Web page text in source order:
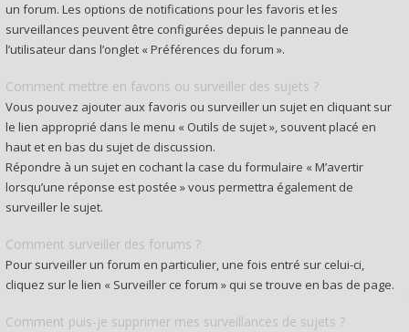
un forum. Les options de notifications pour les favoris et les
surveillances peuvent être configurées depuis le panneau de
l’utilisateur dans l’onglet « Préférences du forum ».
Comment mettre en favoris ou surveiller des sujets ?
Vous pouvez ajouter aux favoris ou surveiller un sujet en cliquant sur
le lien approprié dans le menu « Outils de sujet », souvent placé en
haut et en bas du sujet de discussion.
Répondre à un sujet en cochant la case du formulaire « M’avertir
lorsqu’une réponse est postée » vous permettra également de
surveiller le sujet.
Comment surveiller des forums ?
Pour surveiller un forum en particulier, une fois entré sur celui-ci,
cliquez sur le lien « Surveiller ce forum » qui se trouve en bas de page.
Comment puis-je supprimer mes surveillances de sujets ?